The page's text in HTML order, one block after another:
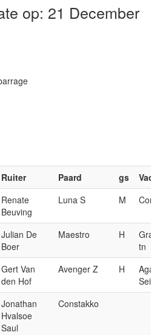
op: 21 December
Ruiter Paard gs
Renate
Beuving
Luna S M
Julian De
Boer
Maestro H
tn
Gert Van
den Hof
Avenger Z H
Jonathan
Hvalsoe
Saul
Constakko